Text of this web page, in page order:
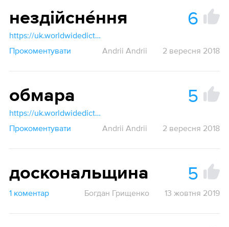
нездійснéння 6
https://uk.worldwidedictionary.org/утопічний
Прокоментувати
Andrii Andrii 2 вересня 2018
обмара 5
https://uk.worldwidedictionary.org/мрія
Прокоментувати
Andrii Andrii 2 вересня 2018
доскональщина 5
1 коментар Богдан Грищенко 13 жовтня 2019